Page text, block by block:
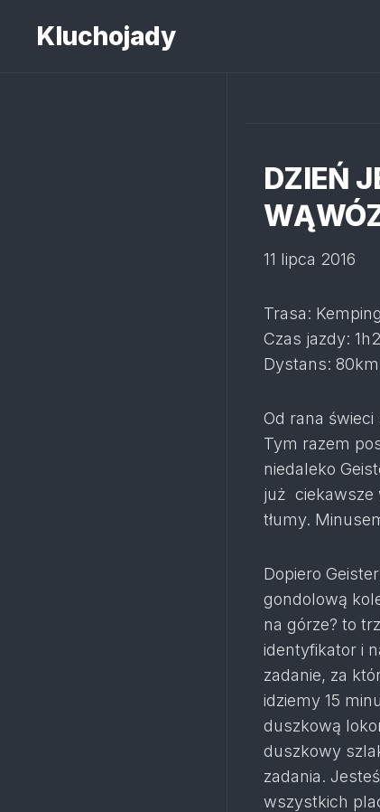
contentKluchojady
DZIEŃ
11 lipca 2016
Trasa:
Czas jazdy:
Dystans: 80km
Od rana
Tym razem
niedaleko
już ciekawsze
tłumy.
Dopiero
gondolową
na górze? to
identyfikator i
zadanie, za
idziemy 15
duszkową
duszkowy
zadania.
wszystkich